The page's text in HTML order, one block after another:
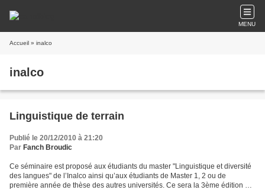
MENU
Accueil » inalco
inalco
Linguistique de terrain
Publié le 20/12/2010 à 21:20
Par Fanch Broudic
Ce séminaire est proposé aux étudiants du master "Linguistique et diversité
des langues" de l’Inalco ainsi qu’aux étudiants de Master 1, 2 ou de
première année de thèse des autres universités. Ce sera la 3ème édition du